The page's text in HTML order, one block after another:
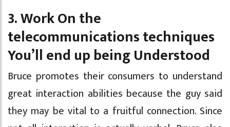
3. Work On the
telecommunications techniques
You’ll end up being Understood
Bruce promotes their consumers to understand
great interaction abilities because the guy said
they may be vital to a fruitful connection. Since